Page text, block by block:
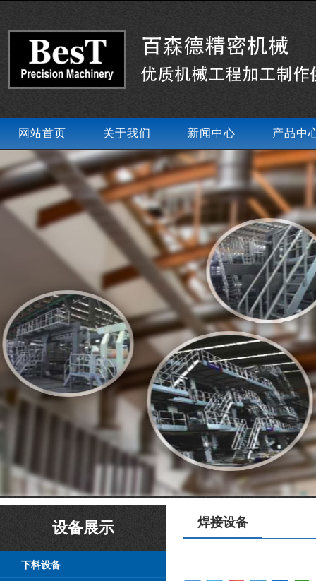
网站首页 关于我们 新闻中心 产品中
设备展示
下料设备
焊接设备